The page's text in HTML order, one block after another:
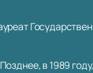
в 1989